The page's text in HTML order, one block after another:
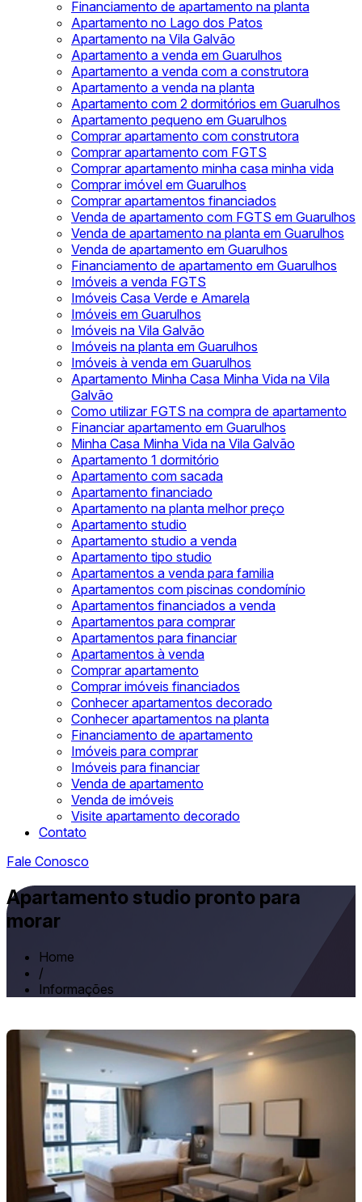
Financiamento de apartamento na planta
Apartamento no Lago dos Patos
Apartamento na Vila Galvão
Apartamento a venda em Guarulhos
Apartamento a venda com a construtora
Apartamento a venda na planta
Apartamento com 2 dormitórios em Guarulhos
Apartamento pequeno em Guarulhos
Comprar apartamento com construtora
Comprar apartamento com FGTS
Comprar apartamento minha casa minha vida
Comprar imóvel em Guarulhos
Comprar apartamentos financiados
Venda de apartamento com FGTS em Guarulhos
Venda de apartamento na planta em Guarulhos
Venda de apartamento em Guarulhos
Financiamento de apartamento em Guarulhos
Imóveis a venda FGTS
Imóveis Casa Verde e Amarela
Imóveis em Guarulhos
Imóveis na Vila Galvão
Imóveis na planta em Guarulhos
Imóveis à venda em Guarulhos
Apartamento Minha Casa Minha Vida na Vila
Galvão
Como utilizar FGTS na compra de apartamento
Financiar apartamento em Guarulhos
Minha Casa Minha Vida na Vila Galvão
Apartamento 1 dormitório
Apartamento com sacada
Apartamento financiado
Apartamento na planta melhor preço
Apartamento studio
Apartamento studio a venda
Apartamento tipo studio
Apartamentos a venda para familia
Apartamentos com piscinas condomínio
Apartamentos financiados a venda
Apartamentos para comprar
Apartamentos para financiar
Apartamentos à venda
Comprar apartamento
Comprar imóveis financiados
Conhecer apartamentos decorado
Conhecer apartamentos na planta
Financiamento de apartamento
Imóveis para comprar
Imóveis para financiar
Venda de apartamento
Venda de imóveis
Visite apartamento decorado
Contato
Fale Conosco
Apartamento studio pronto para
morar
Home
/
Informações